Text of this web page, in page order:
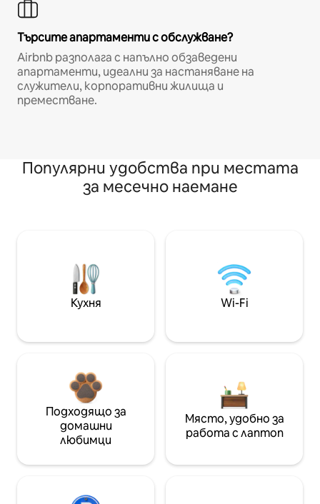
Търсите апартаменти с обслужване?
Airbnb разполага с напълно обзаведени
апартаменти, идеални за настаняване на
служители, корпоративни жилища и
преместване.
Популярни удобства при местата
за месечно наемане
Кухня Wi-Fi
Подходящо за
домашни
любимци
Място, удобно за
работа с лаптоп